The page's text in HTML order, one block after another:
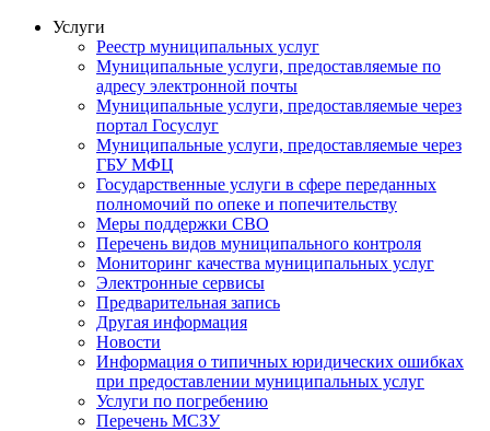
Услуги
Реестр муниципальных услуг
Муниципальные услуги, предоставляемые по
адресу электронной почты
Муниципальные услуги, предоставляемые через
портал Госуслуг
Муниципальные услуги, предоставляемые через
ГБУ МФЦ
Государственные услуги в сфере переданных
полномочий по опеке и попечительству
Меры поддержки СВО
Перечень видов муниципального контроля
Мониторинг качества муниципальных услуг
Электронные сервисы
Предварительная запись
Другая информация
Новости
Информация о типичных юридических ошибках
при предоставлении муниципальных услуг
Услуги по погребению
Перечень МСЗУ